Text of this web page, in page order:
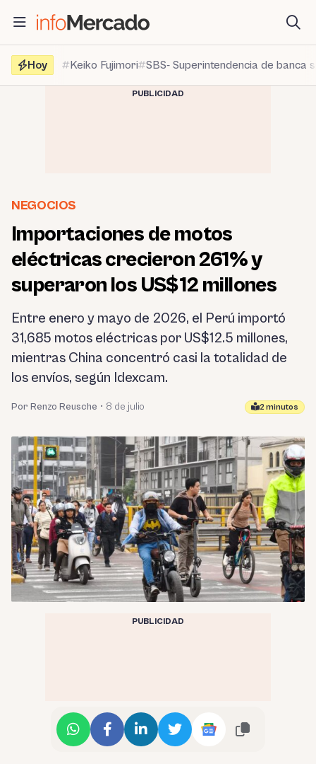
contenido
Hoy
Keiko Fujimori SBS- Superintendencia de banca
PUBLICIDAD
NEGOCIOS
Importaciones de motos
eléctricas crecieron 261% y
superaron los US$12 millones
Entre enero y mayo de 2026, el Perú importó
31,685 motos eléctricas por US$12.5 millones,
mientras China concentró casi la totalidad de
los envíos, según Idexcam.
Por Renzo Reusche • 8 de julio 2 minutos
PUBLICIDAD